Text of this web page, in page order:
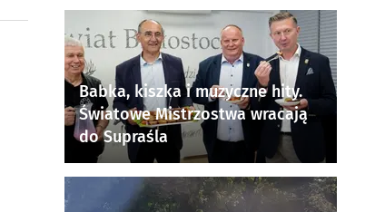
Babka, kiszka i muzyczne hity.
Światowe Mistrzostwa wracają
do Supraśla